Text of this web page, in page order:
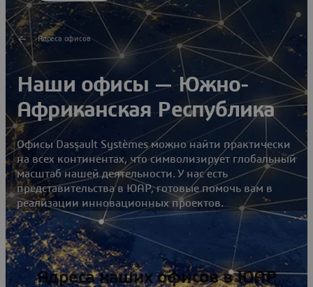
Адреса офисов
Наши офисы — Южно-
Африканская Республика
Офисы Dassault Systèmes можно найти практически
на всех континентах, что символизирует глобальный
масштаб нашей деятельности. У нас есть
представительства в ЮАР, готовые помочь вам в
реализации инновационных проектов.
Адреса наших офисов в ЮАР